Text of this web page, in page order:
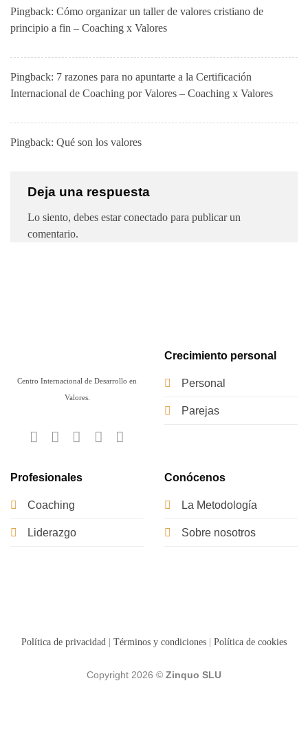
Pingback: Cómo organizar un taller de valores cristiano de
principio a fin – Coaching x Valores
Pingback: 7 razones para no apuntarte a la Certificación
Internacional de Coaching por Valores – Coaching x Valores
Pingback: Qué son los valores
Deja una respuesta
Lo siento, debes estarconectado para publicar un
comentario.
Centro Internacional de Desarrollo en
Valores.
Crecimiento personal
Personal
Parejas
Profesionales
Coaching
Liderazgo
Conócenos
La Metodología
Sobre nosotros
Política de privacidad | Términos y condiciones | Política de cookies
Copyright 2026 © Zinquo SLU